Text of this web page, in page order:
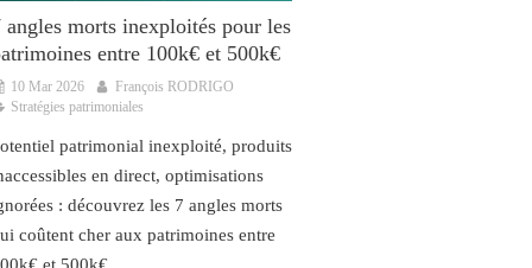
angles morts inexploités pour les
entre 100k€ et 500k€
10 Mar 2026
François RODRIGO
Stratégies patrimoniales
patrimonial inexploité, produits
en direct, optimisations
: découvrez les 7 angles morts
coûtent cher aux patrimoines entre
et 500k€.